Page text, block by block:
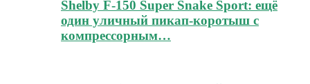
Shelby F-150 Super Snake Sport: ещё
один уличный пикап-коротыш с
компрессорным…